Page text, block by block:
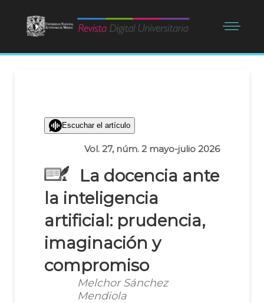
Escuchar el artículo
Vol. 27, núm. 2 mayo-julio 2026
La docencia ante
la inteligencia
artificial: prudencia,
imaginación y
compromiso
Melchor Sánchez
Mendiola